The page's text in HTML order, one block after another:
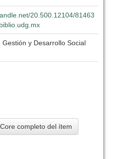
20.500.12104/81463
Gestión y Desarrollo Social
completo del ítem